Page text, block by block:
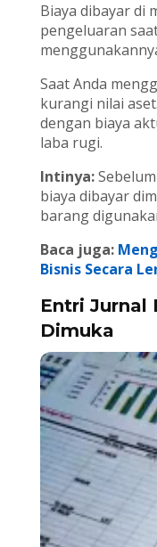
Biaya dibayar di
pengeluaran
Saat Anda
kurangi nilai
dengan biaya
laba rugi.
Intinya:
biaya dibayar
barang
Baca juga:
Bisnis Secara
Entri Jurnal
Dimuka